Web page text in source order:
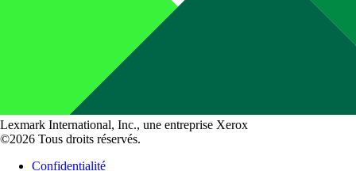
Lexmark International, Inc., une entreprise Xerox
©2026 Tous droits réservés.
Confidentialité